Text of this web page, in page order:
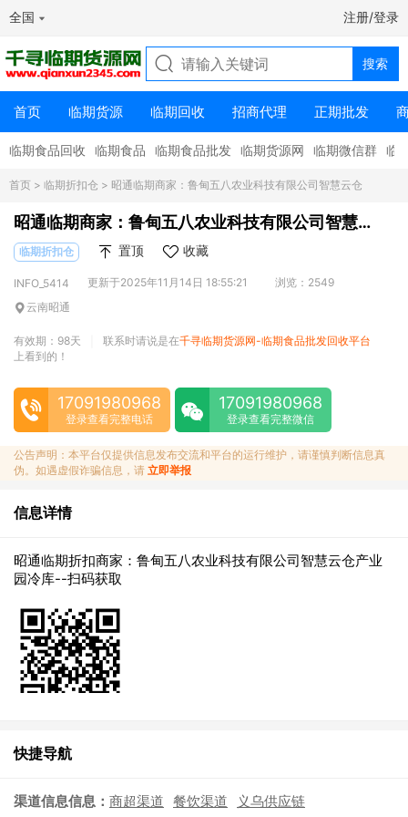
全国 注册/登录
首页 临期货源 临期回收 招商代理 正期批发
临期食品回收 临期食品 临期食品批发 临期货源网 临期微信群 临
首页 > 临期折扣仓 > 昭通临期商家：鲁甸五八农业科技有限公司智慧云仓
昭通临期商家：鲁甸五八农业科技有限公司智慧
云仓
临期折扣仓 置顶 收藏
INFO_5414 更新于2025年11月14日 18:55:21
浏览：2549
云南昭通
有效期：98天 联系时请说是在千寻临期货源网-临期食品批发回收平台
上看到的！
17091980968
登录查看完整电话
17091980968
登录查看完整微信
公告声明：本平台仅提供信息发布交流和平台的运行维护，请谨慎判断信息真
伪。如遇虚假诈骗信息，请 立即举报
信息详情
昭通临期折扣商家：鲁甸五八农业科技有限公司智慧云仓产业
园冷库--扫码获取
快捷导航
渠道信息信息： 商超渠道 餐饮渠道 义乌供应链